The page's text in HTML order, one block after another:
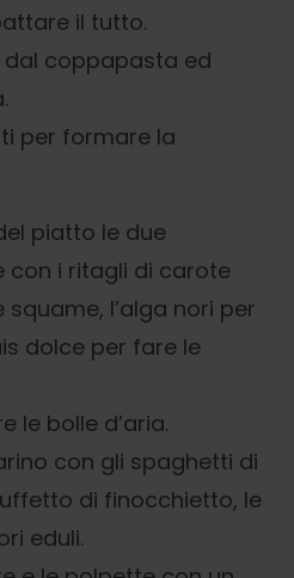
il tutto.
coppapasta ed
per formare la
piatto le due
con i ritagli di carote
l’alga nori per
dolce per fare le
le bolle d’aria.
con gli spaghetti di
di finocchietto, le
eduli.